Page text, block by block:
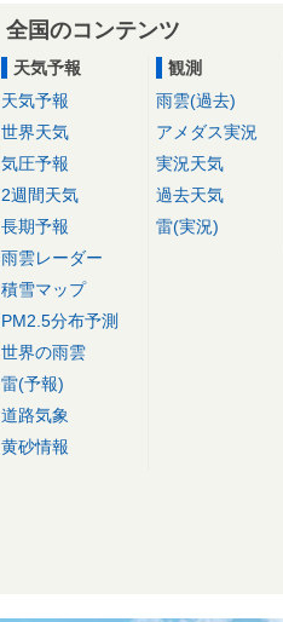
全国のコンテンツ
天気予報
天気予報
世界天気
気圧予報
2週間天気
長期予報
雨雲レーダー
積雪マップ
PM2.5分布予測
世界の雨雲
雷(予報)
道路気象
黄砂情報
観測
雨雲(過去)
アメダス実況
実況天気
過去天気
雷(実況)